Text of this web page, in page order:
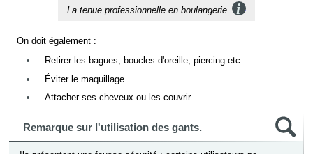
La tenue professionnelle en boulangerie Informations
On doit également :
Retirer les bagues, boucles d'oreille, piercing etc...
Éviter le maquillage
Attacher ses cheveux ou les couvrir
Remarque sur l'utilisation des gants.